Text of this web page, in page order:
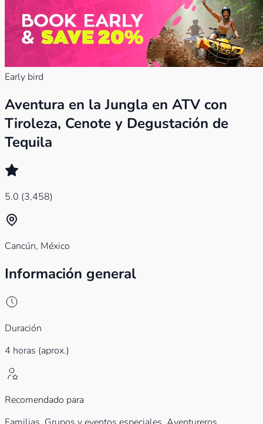
Early bird
Aventura en la Jungla en ATV con
Tiroleza, Cenote y Degustación de
Tequila
5.0 (3,458)
Cancún, México
Información general
Duración
4 horas (aprox.)
Recomendado para